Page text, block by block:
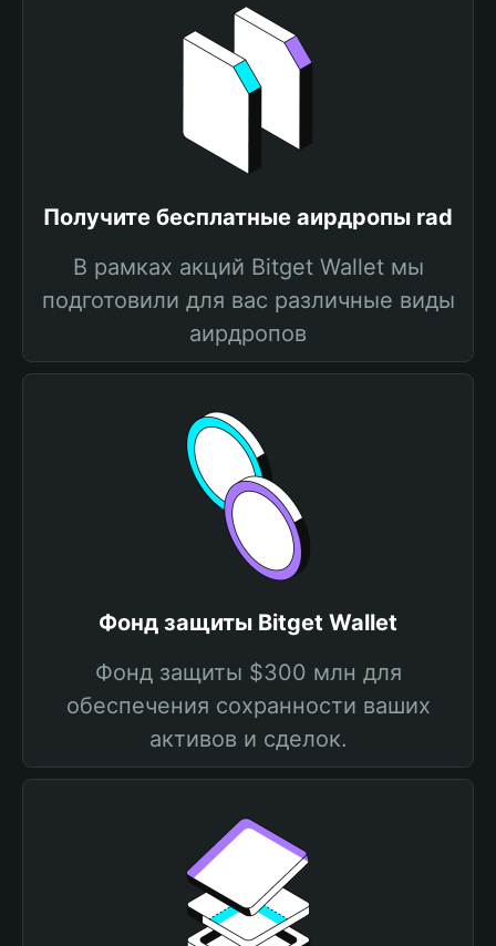
Получите бесплатные аирдропы rad
В рамках акций Bitget Wallet мы
подготовили для вас различные виды
аирдропов
Фонд защиты Bitget Wallet
Фонд защиты $300 млн для
обеспечения сохранности ваших
активов и сделок.